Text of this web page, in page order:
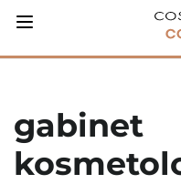
gabinet